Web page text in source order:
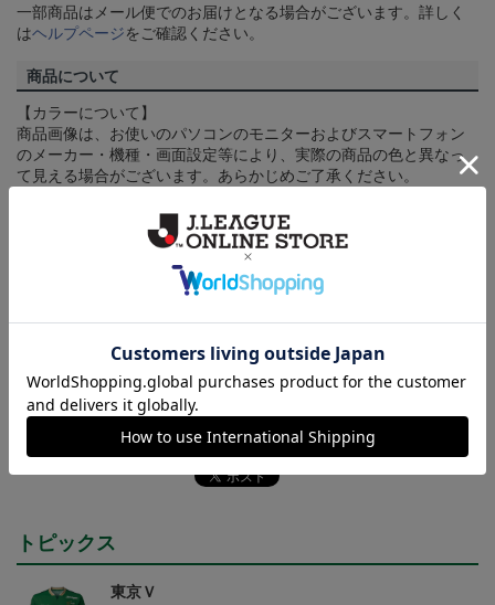
一部商品はメール便でのお届けとなる場合がございます。詳しく
はヘルプページをご確認ください。
商品について
【カラーについて】
商品画像は、お使いのパソコンのモニターおよびスマートフォン
のメーカー・機種・画面設定等により、実際の商品の色と異なっ
て見える場合がございます。あらかじめご了承ください。
取り扱い商品によっては、パッケージやデザインなどの仕様が予
告なく変更になることがございます。
ギフト対応について
ヘルプページ
トピックス
東京Ｖ